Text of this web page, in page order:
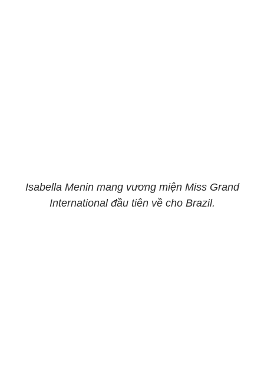
Isabella Menin mang vương miện Miss Grand
International đầu tiên về cho Brazil.